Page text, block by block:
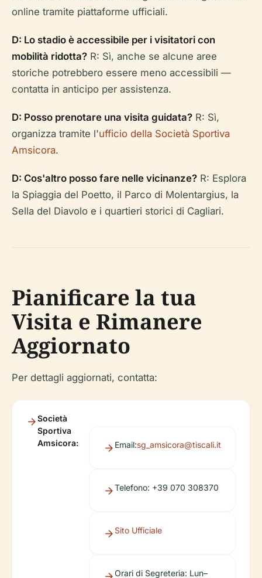
online tramite piattaforme ufficiali.
D: Lo stadio è accessibile per i visitatori con
mobilità ridotta? R: Sì, anche se alcune aree
storiche potrebbero essere meno accessibili —
contatta in anticipo per assistenza.
D: Posso prenotare una visita guidata? R: Sì,
organizza tramite l'ufficio della Società Sportiva
Amsicora.
D: Cos'altro posso fare nelle vicinanze? R: Esplora
la Spiaggia del Poetto, il Parco di Molentargius, la
Sella del Diavolo e i quartieri storici di Cagliari.
Pianificare la tua
Visita e Rimanere
Aggiornato
Per dettagli aggiornati, contatta:
Società
Sportiva
Amsicora:
Email:sg_amsicora@tiscali.it
Telefono: +39 070 308370
Sito Ufficiale
Orari di Segreteria: Lun–